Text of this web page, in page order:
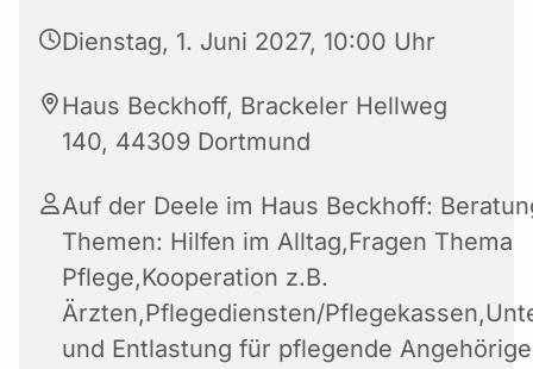
Dienstag, 1. Juni 2027, 10:00 Uhr
Haus Beckhoff, Brackeler Hellweg
140, 44309 Dortmund
Auf der Deele im Haus Beckhoff:
Themen: Hilfen im Alltag,Fragen Thema
Pflege,Kooperation z.B.
Ärzten,Pflegediensten/
und Entlastung für pflegende